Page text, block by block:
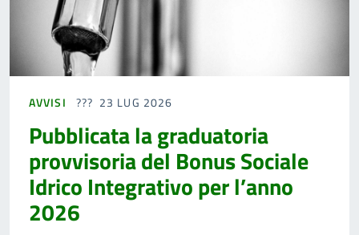
AVVISI 23 LUG 2026
Pubblicata la graduatoria
provvisoria del Bonus Sociale
Idrico Integrativo per l’anno
2026